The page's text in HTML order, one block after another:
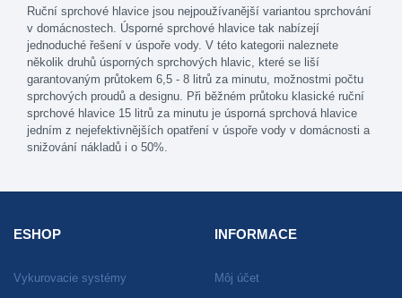
Ruční sprchové hlavice jsou nejpoužívanější variantou sprchování
v domácnostech. Úsporné sprchové hlavice tak nabízejí
jednoduché řešení v úspoře vody. V této kategorii naleznete
několik druhů úsporných sprchových hlavic, které se liší
garantovaným průtokem 6,5 - 8 litrů za minutu, možnostmi počtu
sprchových proudů a designu. Při běžném průtoku klasické ruční
sprchové hlavice 15 litrů za minutu je úsporná sprchová hlavice
jedním z nejefektivnějších opatření v úspoře vody v domácnosti a
snižování nákladů i o 50%.
ESHOP
Vykurovacie systémy
INFORMACE
Môj účet